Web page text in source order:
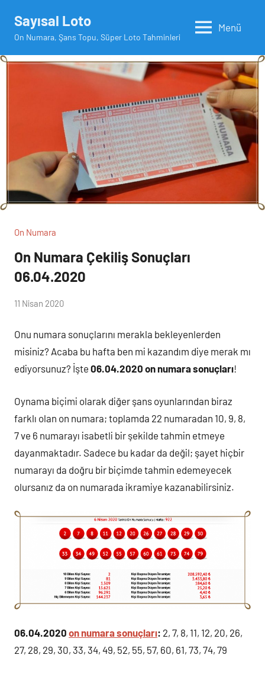
Sayısal Loto
On Numara, Şans Topu, Süper Loto Tahminleri
Menü
On Numara
On Numara Çekiliş Sonuçları
06.04.2020
(lotocu
11 Nisan 2020
Onu numara sonuçlarını merakla bekleyenlerden
misiniz? Acaba bu hafta ben mi kazandım diye merak mı
ediyorsunuz? İşte 06.04.2020 on numara sonuçları!
Oynama biçimi olarak diğer şans oyunlarından biraz
farklı olan on numara; toplamda 22 numaradan 10, 9, 8,
7 ve 6 numarayı isabetli bir şekilde tahmin etmeye
dayanmaktadır. Sadece bu kadar da değil; şayet hiçbir
numarayı da doğru bir biçimde tahmin edemeyecek
olursanız da on numarada ikramiye kazanabilirsiniz.
06.04.2020 on numara sonuçları: 2, 7, 8, 11, 12, 20, 26,
27, 28, 29, 30, 33, 34, 49, 52, 55, 57, 60, 61, 73, 74, 79